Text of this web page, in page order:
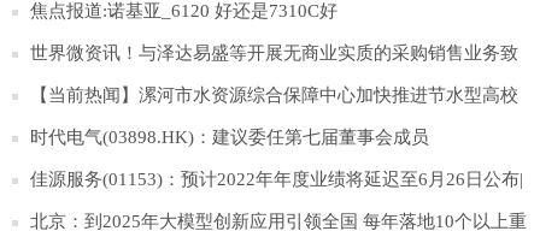
焦点报道:诺基亚_6120 好还是7310C好
世界微资讯！与泽达易盛等开展无商业实质的采购销售业务致
多年财报不准确，格尔软件及相关责任人收上海证监局警示函
【当前热闻】漯河市水资源综合保障中心加快推进节水型高校
建设工作
时代电气(03898.HK)：建议委任第七届董事会成员
佳源服务(01153)：预计2022年年度业绩将延迟至6月26日公布|
独家焦点
北京：到2025年大模型创新应用引领全国 每年落地10个以上重